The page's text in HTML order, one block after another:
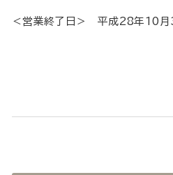
＜営業終了日＞ 平成28年10月